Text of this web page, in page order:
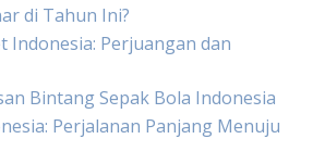
di Tahun Ini?
Indonesia: Perjuangan dan
Bintang Sepak Bola Indonesia
Perjalanan Panjang Menuju